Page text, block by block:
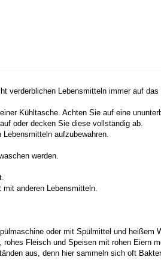
Lebensmitteln immer auf
Kühltasche. Achten Sie auf eine
oder decken Sie diese vollständig ab.
aufzubewahren.
werden.
anderen Lebensmitteln.
oder mit Spülmittel und heißem
Fleisch und Speisen mit rohen Eiern
aus, denn hier sammeln sich oft